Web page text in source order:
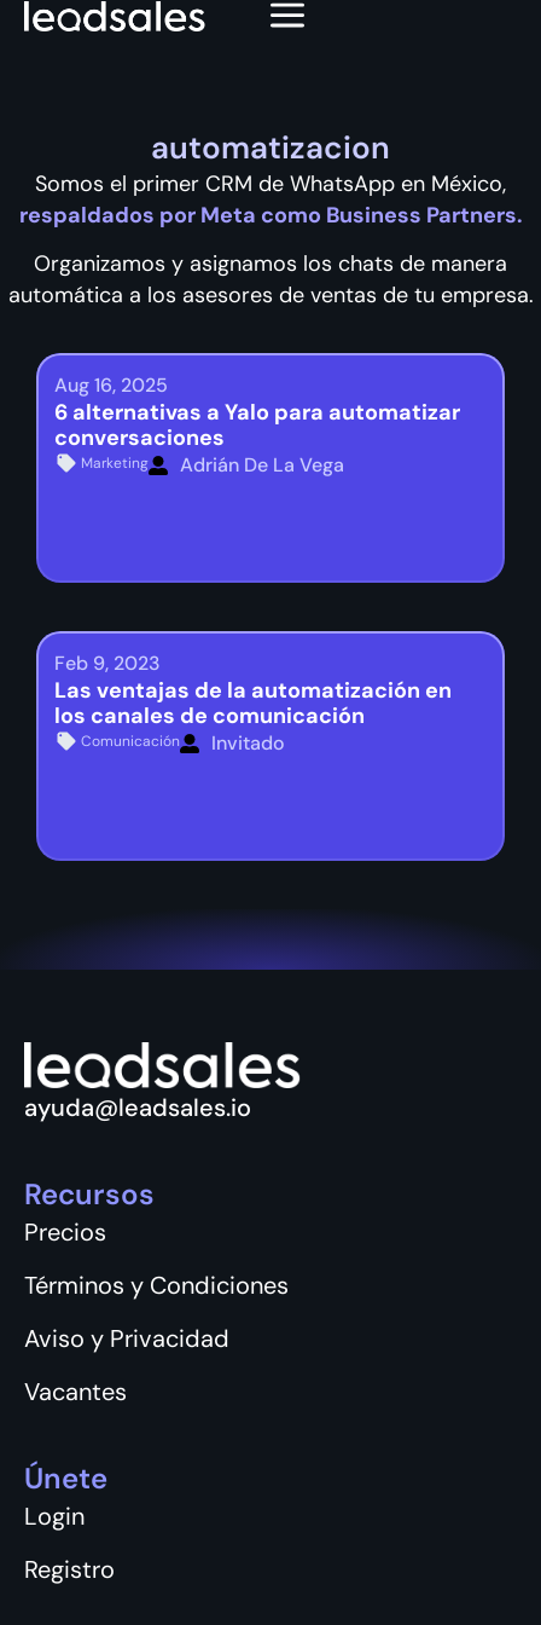
automatizacion
Somos el primer CRM de WhatsApp en México,
respaldados por Meta como Business Partners.
Organizamos y asignamos los chats de manera
automática a los asesores de ventas de tu empresa.
Aug 16, 2025
6 alternativas a Yalo para automatizar
conversaciones
Marketing Adrián De La Vega
Feb 9, 2023
Las ventajas de la automatización en
los canales de comunicación
Comunicación Invitado
ayuda@leadsales.io
Recursos
Precios
Términos y Condiciones
Aviso y Privacidad
Vacantes
Únete
Login
Registro